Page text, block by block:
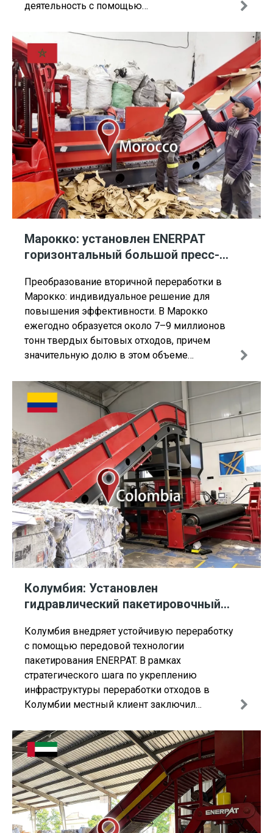
деятельность с помощью
пакетирования картона ENERPAT, добиваясь
значительного повышения эффективности и
экономии затрат. Столкновение с ростом
эксплуатационных расходов и площади
Марокко: установлен ENERPAT
горизонтальный большой пресс-
Преобразование вторичной переработки в
Марокко: индивидуальное решение для
повышения эффективности. В Марокко
ежегодно образуется около 7–9 миллионов
тонн твердых бытовых отходов, причем
значительную долю в этом объеме
отходы. Несмотря на это, инфраструктура
переработки отходов в стране все еще
развивается.
Колумбия: Установлен
гидравлический пакетировочный
Колумбия внедряет устойчивую переработку
с помощью передовой технологии
пакетирования ENERPAT. В рамках
стратегического шага по укреплению
инфраструктуры переработки отходов в
Колумбии местный клиент заключил
автоматического горизонтального
пакетировочного пресса HBA40-7272 для
макулатуры. Этот инвестиционный адрес